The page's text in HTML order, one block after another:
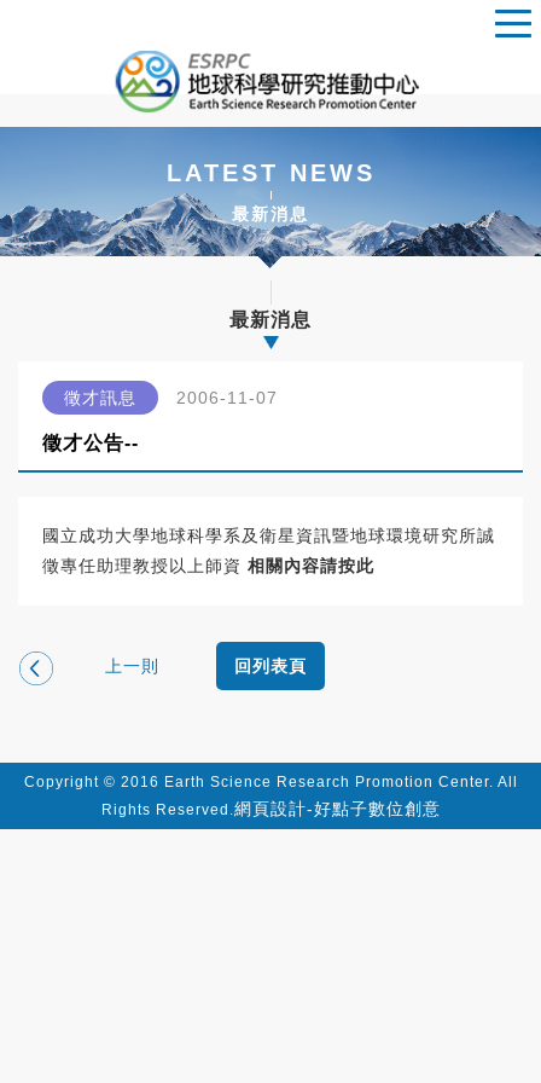
LATEST NEWS
最新消息
最新消息
徵才訊息 2006-11-07
徵才公告--
國立成功大學地球科學系及衛星資訊暨地球環境研究所誠
徵專任助理教授以上師資 相關內容請按此
上一則 回列表頁
Copyright © 2016 Earth Science Research Promotion Center. All
Rights Reserved.網頁設計-好點子數位創意